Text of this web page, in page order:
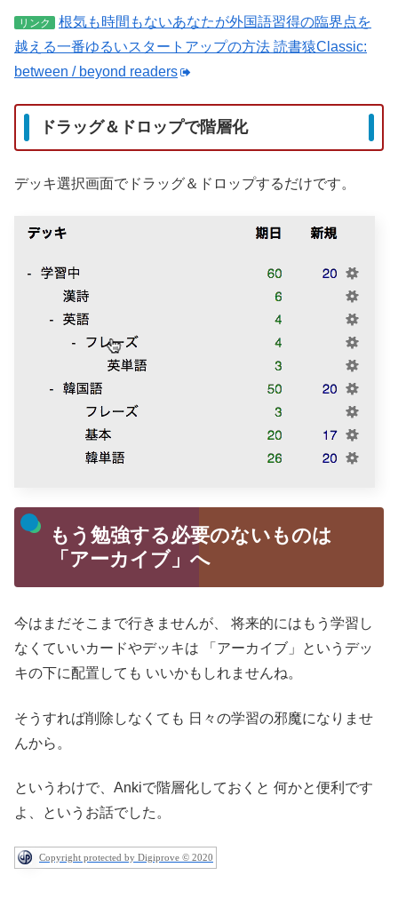
リンク
根気も時間もないあなたが外国語習得の臨界点を
越える一番ゆるいスタートアップの方法 読書猿Classic:
between / beyond readers
ドラッグ＆ドロップで階層化
デッキ選択画面でドラッグ＆ドロップするだけです。
もう勉強する必要のないものは
「アーカイブ」へ
今はまだそこまで行きませんが、
将来的にはもう学習し
なくていいカードやデッキは 「アーカイブ」というデッ
キの下に配置しても いいかもしれませんね。
そうすれば削除しなくても 日々の学習の邪魔になりませ
んから。
というわけで、Ankiで階層化しておくと 何かと便利です
よ、というお話でした。
Copyright protected by Digiprove © 2020